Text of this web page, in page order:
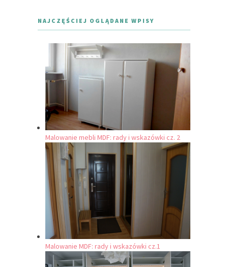
NAJCZĘŚCIEJ OGLĄDANE WPISY
Malowanie mebli MDF: rady i wskazówki cz. 2
Malowanie MDF: rady i wskazówki cz.1